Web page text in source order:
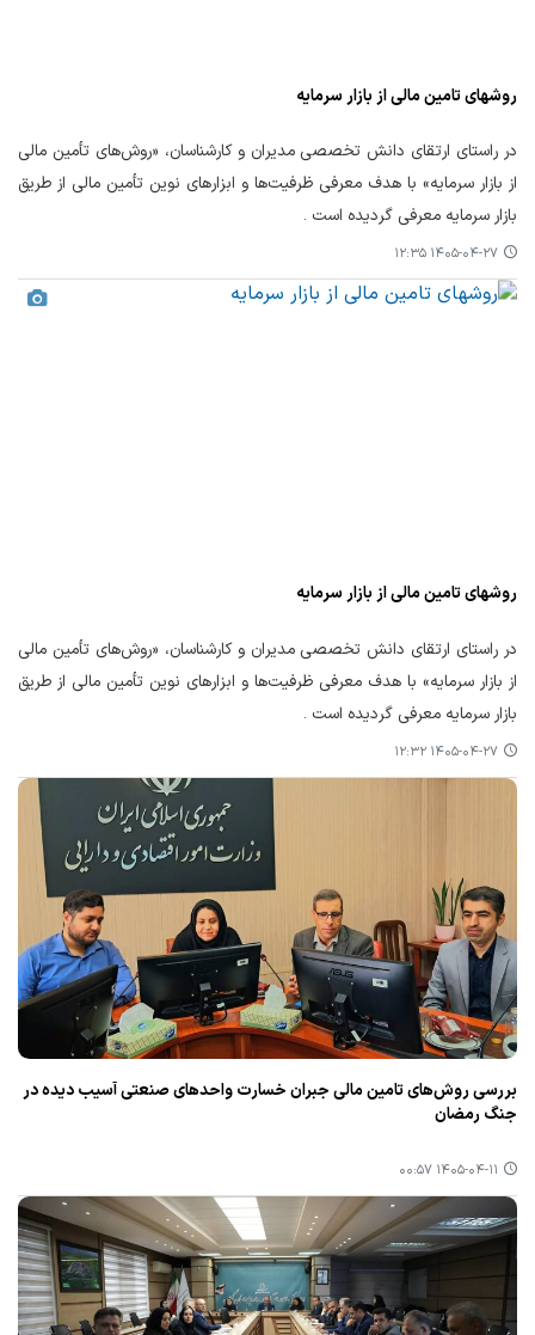
روشهای تامین مالی از بازار سرمایه
در راستای ارتقای دانش تخصصی مدیران و کارشناسان، «روش‌های تأمین مالی
از بازار سرمایه» با هدف معرفی ظرفیت‌ها و ابزارهای نوین تأمین مالی از طریق
بازار سرمایه معرفی گردیده است .
۱۴۰۵-۰۴-۲۷ ۱۲:۳۵
روشهای تامین مالی از بازار سرمایه
در راستای ارتقای دانش تخصصی مدیران و کارشناسان، «روش‌های تأمین مالی
از بازار سرمایه» با هدف معرفی ظرفیت‌ها و ابزارهای نوین تأمین مالی از طریق
بازار سرمایه معرفی گردیده است .
۱۴۰۵-۰۴-۲۷ ۱۲:۳۲
بررسی روش‌های تامین مالی جبران خسارت واحدهای صنعتی آسیب دیده در
جنگ رمضان
۱۴۰۵-۰۴-۱۱ ۰۰:۵۷